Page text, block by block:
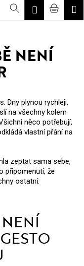
HledatPřihlášení
NENÍ
Dny plynou rychleji,
na všechny kolem
něco potřebují,
vlastní přání na
zeptat sama sebe,
připomenutí, že
ostatní.